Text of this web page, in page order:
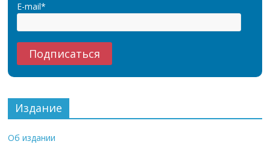
E-mail*
Издание
Об издании